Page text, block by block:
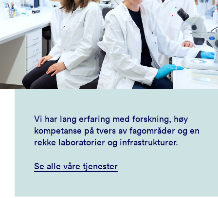
Vi har lang erfaring med forskning, høy
kompetanse på tvers av fagområder og en
rekke laboratorier og infrastrukturer.
Se alle våre tjenester